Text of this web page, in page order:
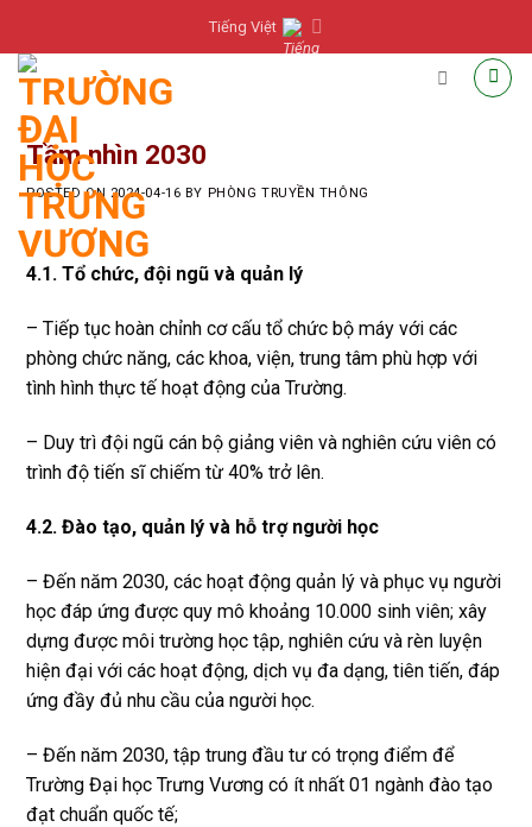
content
Tiếng Việt
Tầm nhìn 2030
POSTED ON 2024-04-16 BY PHÒNG TRUYỀN THÔNG
4.1. Tổ chức, đội ngũ và quản lý
– Tiếp tục hoàn chỉnh cơ cấu tổ chức bộ máy với các
phòng chức năng, các khoa, viện, trung tâm phù hợp với
tình hình thực tế hoạt động của Trường.
– Duy trì đội ngũ cán bộ giảng viên và nghiên cứu viên có
trình độ tiến sĩ chiếm từ 40% trở lên.
4.2. Đào tạo, quản lý và hỗ trợ người học
– Đến năm 2030, các hoạt động quản lý và phục vụ người
học đáp ứng được quy mô khoảng 10.000 sinh viên; xây
dựng được môi trường học tập, nghiên cứu và rèn luyện
hiện đại với các hoạt động, dịch vụ đa dạng, tiên tiến, đáp
ứng đầy đủ nhu cầu của người học.
– Đến năm 2030, tập trung đầu tư có trọng điểm để
Trường Đại học Trưng Vương có ít nhất 01 ngành đào tạo
đạt chuẩn quốc tế;